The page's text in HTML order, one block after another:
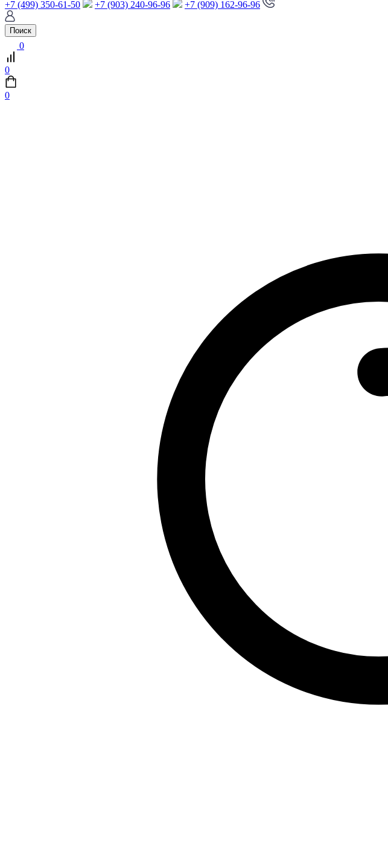
+7 (499) 350-61-50 +7 (903) 240-96-96 +7 (909) 162-96-96
Поиск
0
0
0